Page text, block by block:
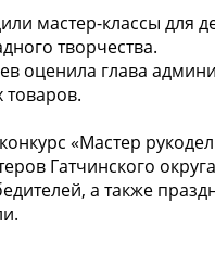
мастер-классы для
творчества.
оценила глава
товаров.
«Мастер
Гатчинского
а также